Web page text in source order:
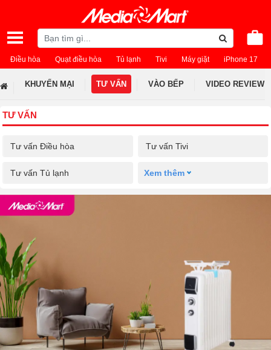
Điều hòa Quạt điều hòa Tủ lạnh Tivi Máy giặt iPhone 17
KHUYẾN MẠI TƯ VẤN VÀO BẾP VIDEO REVIEW
TƯ VẤN
Tư vấn Điều hòa Tư vấn Tivi
Tư vấn Tủ lạnh Xem thêm